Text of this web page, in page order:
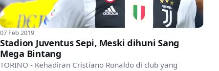
07 Feb 2019
Stadion Juventus Sepi, Meski dihuni Sang
Mega Bintang
TORINO - Kehadiran Cristiano Ronaldo di club yang